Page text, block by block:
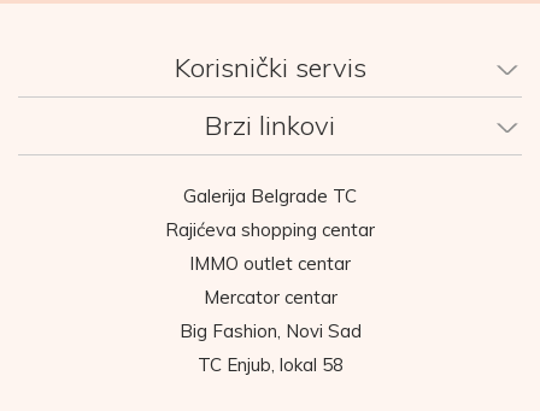
Korisnički servis
Brzi linkovi
Galerija Belgrade TC
Rajićeva shopping centar
IMMO outlet centar
Mercator centar
Big Fashion, Novi Sad
TC Enjub, lokal 58